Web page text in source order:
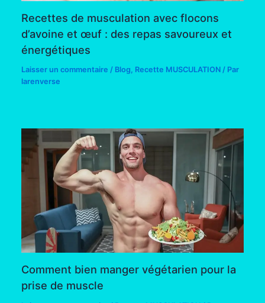
Recettes de musculation avec flocons
d’avoine et œuf : des repas savoureux et
énergétiques
Laisser un commentaire / Blog, Recette MUSCULATION / Par
larenverse
Comment bien manger végétarien pour la
prise de muscle